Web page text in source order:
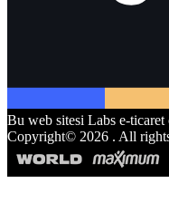
Bu web sitesi Labs e-
Copyright© 2026 . All